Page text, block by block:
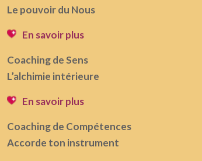
Le pouvoir du Nous
En savoir plus
Coaching de Sens
L’alchimie intérieure
En savoir plus
Coaching de Compétences
Accorde ton instrument